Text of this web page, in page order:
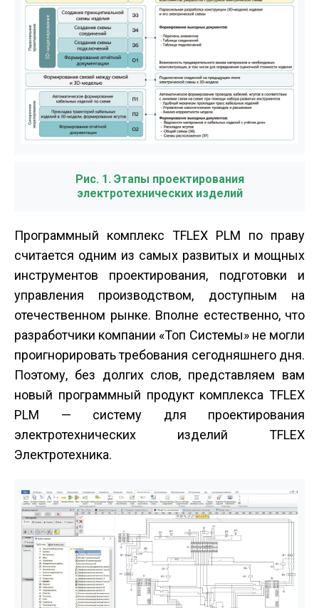
Рис. 1. Этапы проектирования
электротехнических изделий
Программный комплекс T­FLEX PLM по праву
считается одним из самых развитых и мощных
инструментов проектирования, подготовки и
управления производством, доступным на
отечественном рынке. Вполне естественно, что
разработчики компании «Топ Системы» не могли
проигнорировать требования сегодняшнего дня.
Поэтому, без долгих слов, представляем вам
новый программный продукт комплекса T­FLEX
PLM — систему для проектирования
электротехнических изделий T­FLEX
Электротехника.